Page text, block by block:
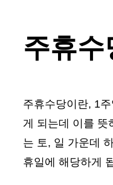
주휴
주휴수당이란, 1
게 되는데 이를 뜻
는 토, 일 가운데
휴일에 해당하게